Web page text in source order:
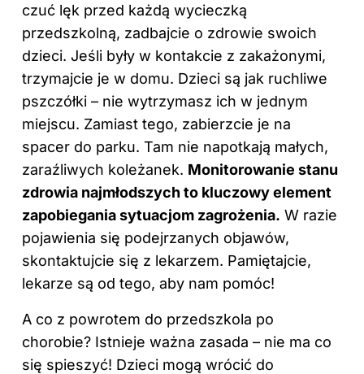
czuć lęk przed każdą wycieczką
przedszkolną, zadbajcie o zdrowie swoich
dzieci. Jeśli były w kontakcie z zakażonymi,
trzymajcie je w domu. Dzieci są jak ruchliwe
pszczółki – nie wytrzymasz ich w jednym
miejscu. Zamiast tego, zabierzcie je na
spacer do parku. Tam nie napotkają małych,
zaraźliwych koleżanek. Monitorowanie stanu
zdrowia najmłodszych to kluczowy element
zapobiegania sytuacjom zagrożenia. W razie
pojawienia się podejrzanych objawów,
skontaktujcie się z lekarzem. Pamiętajcie,
lekarze są od tego, aby nam pomóc!
A co z powrotem do przedszkola po
chorobie? Istnieje ważna zasada – nie ma co
się spieszyć! Dzieci mogą wrócić do